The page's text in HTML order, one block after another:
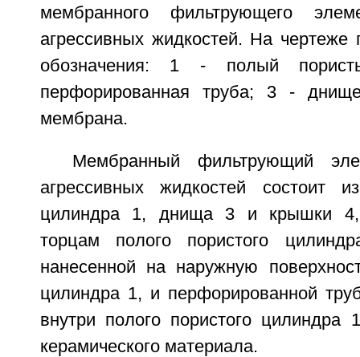
мембранного фильтрующего
агрессивных жидкостей. На
обозначения: 1 - полый
перфорированная труба; 3 -
мембрана.
Мембранный фильтрующий
агрессивных жидкостей состоит
цилиндра 1, днища 3 и крышки 4,
торцам полого пористого
нанесенной на наружную
цилиндра 1, и перфорированной
внутри полого пористого цилиндра
керамического материала.